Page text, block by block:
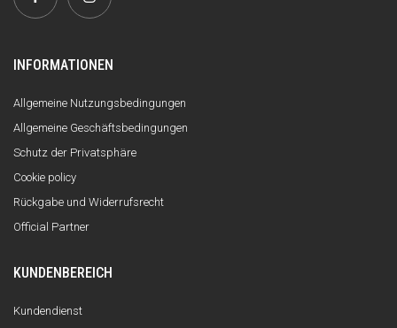
INFORMATIONEN
Allgemeine Nutzungsbedingungen
Allgemeine Geschäftsbedingungen
Schutz der Privatsphäre
Cookie policy
Rückgabe und Widerrufsrecht
Official Partner
KUNDENBEREICH
Kundendienst